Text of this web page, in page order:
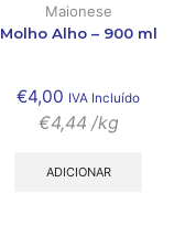
Maionese
Molho Alho – 900 ml
€4,00 IVA Incluído
€4,44 /kg
ADICIONAR